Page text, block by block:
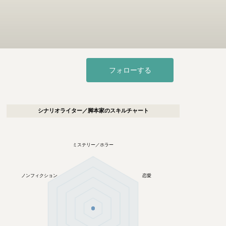
フォローする
シナリオライター／脚本家のスキルチャート
ミステリー／ホラー
恋愛
ノンフィクション